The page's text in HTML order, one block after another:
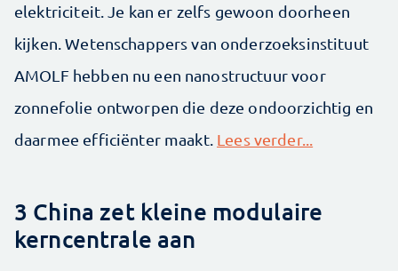
elektriciteit. Je kan er zelfs gewoon doorheen
kijken. Wetenschappers van onderzoeksinstituut
AMOLF hebben nu een nanostructuur voor
zonnefolie ontworpen die deze ondoorzichtig en
daarmee efficiënter maakt. Lees verder...
3 China zet kleine modulaire
kerncentrale aan